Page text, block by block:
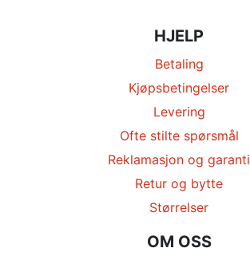
HJELP
Betaling
Kjøpsbetingelser
Levering
Ofte stilte spørsmål
Reklamasjon og garanti
Retur og bytte
Størrelser
OM OSS